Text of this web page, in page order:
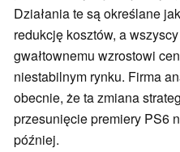
Działania te są określane
redukcję kosztów, a
gwałtownemu wzrostowi
niestabilnym rynku. Firma
obecnie, że ta zmiana
przesunięcie premiery PS6
później.